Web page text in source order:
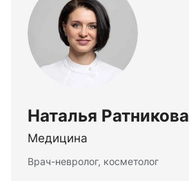
Наталья Ратникова
Медицина
Врач-невролог, косметолог